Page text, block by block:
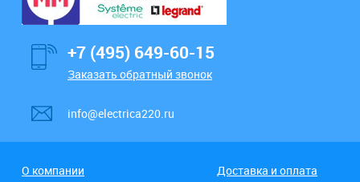
+7 (495) 649-60-15
Заказать обратный звонок
info@electrica220.ru
О компании
Доставка и оплата